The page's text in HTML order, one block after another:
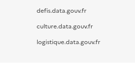
defis.data.gouv.fr
culture.data.gouv.fr
logistique.data.gouv.fr